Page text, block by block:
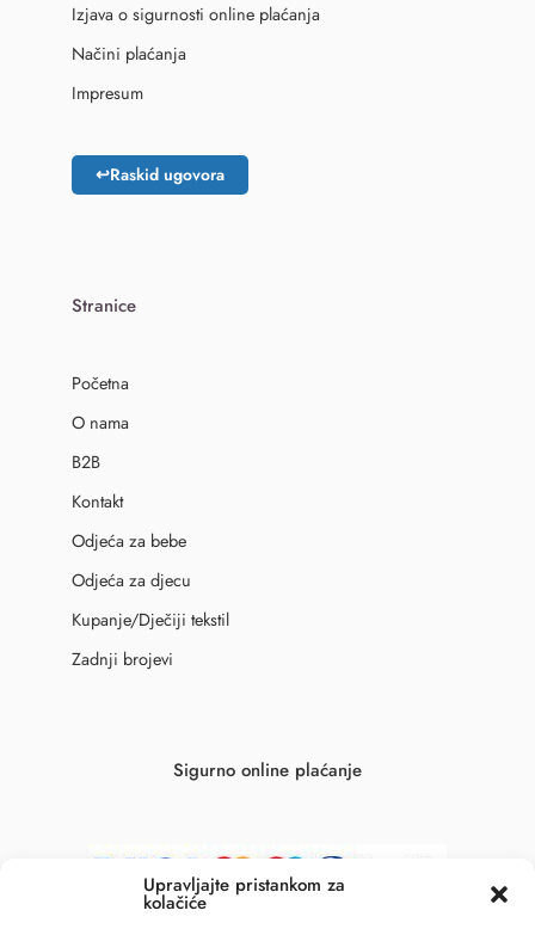
Upravljajte pristankom za
kolačiće
Izjava o sigurnosti online plaćanja
Načini plaćanja
Impresum
↩Raskid ugovora
Stranice
Početna
O nama
B2B
Kontakt
Odjeća za bebe
Odjeća za djecu
Kupanje/Dječiji tekstil
Zadnji brojevi
Sigurno online plaćanje